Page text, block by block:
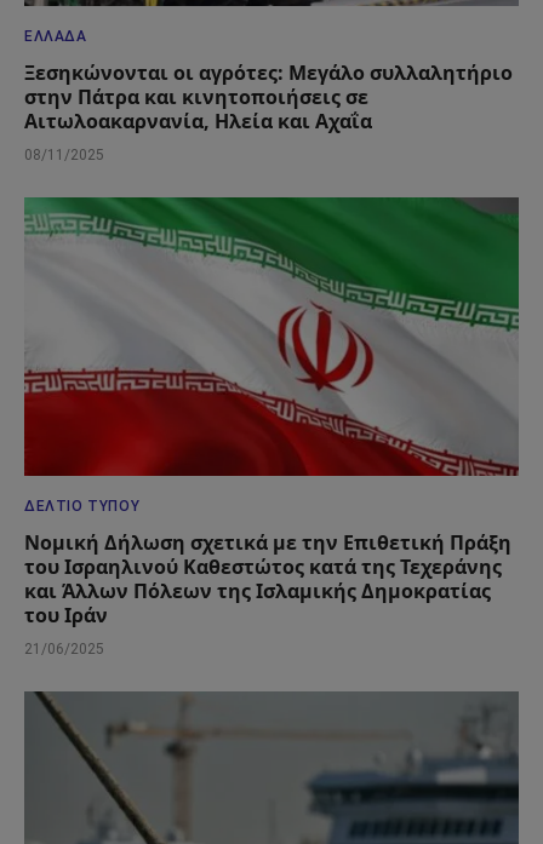
ΕΛΛΆΔΑ
Ξεσηκώνονται οι αγρότες: Μεγάλο συλλαλητήριο
στην Πάτρα και κινητοποιήσεις σε
Αιτωλοακαρνανία, Ηλεία και Αχαΐα
08/11/2025
ΔΕΛΤΊΟ ΤΎΠΟΥ
Νομική Δήλωση σχετικά με την Επιθετική Πράξη
του Ισραηλινού Καθεστώτος κατά της Τεχεράνης
και Άλλων Πόλεων της Ισλαμικής Δημοκρατίας
του Ιράν
21/06/2025